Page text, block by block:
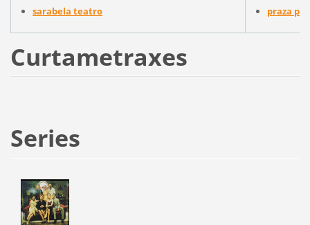
sarabela teatro
praza
Curtametraxes
Series